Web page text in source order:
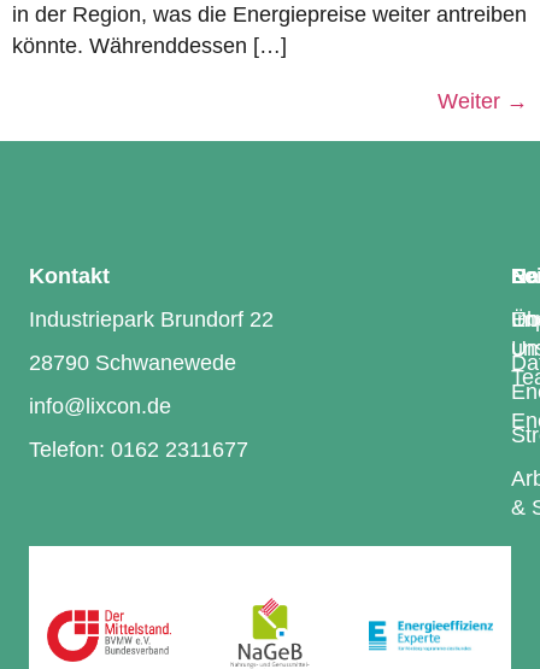
in der Region, was die Energiepreise weiter antreiben
könnte. Währenddessen […]
Weiter →
Kontakt
Industriepark Brundorf 22
28790 Schwanewede
info@lixcon.de
Telefon: 0162 2311677
&